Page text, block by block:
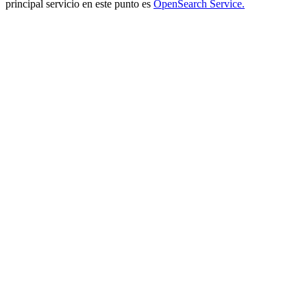
principal servicio en este punto es OpenSearch Service.